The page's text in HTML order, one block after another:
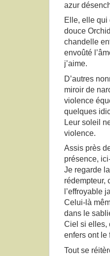
azur
Elle, elle
douce
chandelle
envoûté
j’aime.
D’autres
miroir de
violence
quelques
Leur soleil
violence.
Assis près
présence,
Je regarde
rédempteur,
l’effroyable
Celui-là
dans le
Ciel si elles,
enfers ont le
Tout se